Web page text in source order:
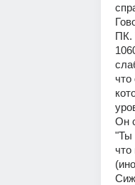
ПК.
что
Он
"Ты